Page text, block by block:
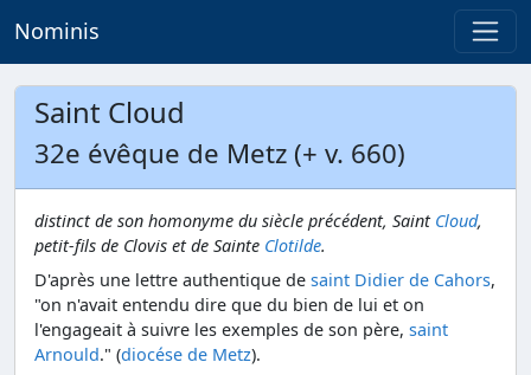
Nominis
Saint Cloud
32e évêque de Metz (+ v. 660)
distinct de son homonyme du siècle précédent, Saint Cloud,
petit-fils de Clovis et de Sainte Clotilde.
D'après une lettre authentique de saint Didier de Cahors,
"on n'avait entendu dire que du bien de lui et on
l'engageait à suivre les exemples de son père, saint
Arnould." (diocése de Metz).